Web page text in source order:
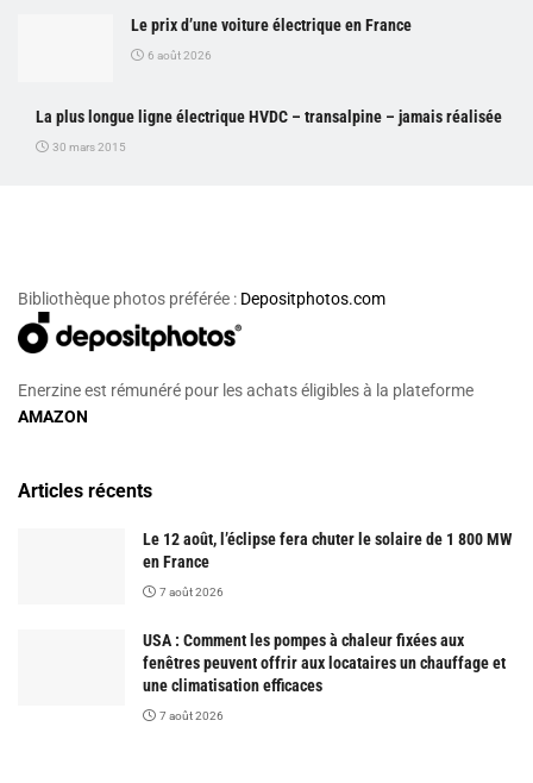
Le prix d’une voiture électrique en France
6 août 2026
La plus longue ligne électrique HVDC – transalpine – jamais réalisée
30 mars 2015
Bibliothèque photos préférée : Depositphotos.com
Enerzine est rémunéré pour les achats éligibles à la plateforme
AMAZON
Articles récents
Le 12 août, l’éclipse fera chuter le solaire de 1 800 MW
en France
7 août 2026
USA : Comment les pompes à chaleur fixées aux
fenêtres peuvent offrir aux locataires un chauffage et
une climatisation efficaces
7 août 2026